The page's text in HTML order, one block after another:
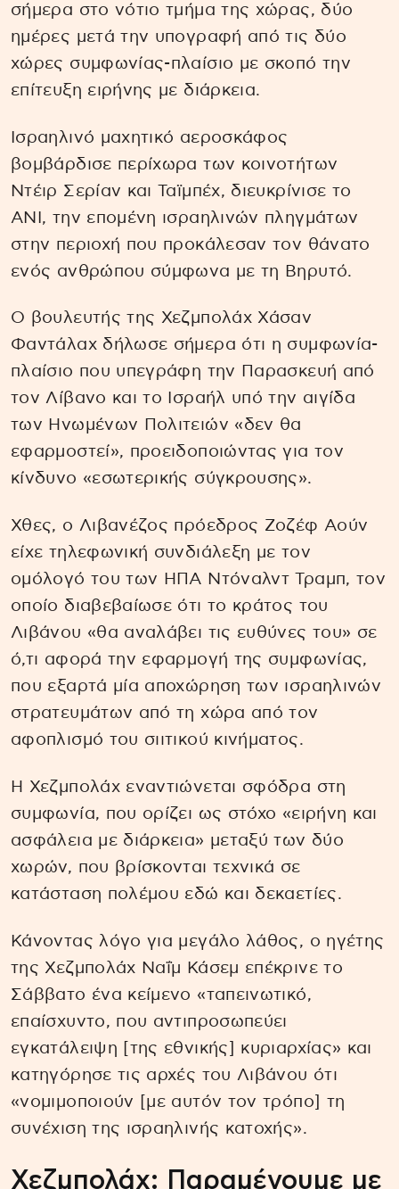
σήμερα στο νότιο τμήμα της χώρας, δύο
ημέρες μετά την υπογραφή από τις δύο
χώρες συμφωνίας-πλαίσιο με σκοπό την
επίτευξη ειρήνης με διάρκεια.
Ισραηλινό μαχητικό αεροσκάφος
βομβάρδισε περίχωρα των κοινοτήτων
Ντέιρ Σερίαν και Ταϊμπέχ, διευκρίνισε το
ANI, την επομένη ισραηλινών πληγμάτων
στην περιοχή που προκάλεσαν τον θάνατο
ενός ανθρώπου σύμφωνα με τη Βηρυτό.
Ο βουλευτής της Χεζμπολάχ Χάσαν
Φαντάλαχ δήλωσε σήμερα ότι η συμφωνία-
πλαίσιο που υπεγράφη την Παρασκευή από
τον Λίβανο και το Ισραήλ υπό την αιγίδα
των Ηνωμένων Πολιτειών «δεν θα
εφαρμοστεί», προειδοποιώντας για τον
κίνδυνο «εσωτερικής σύγκρουσης».
Χθες, ο Λιβανέζος πρόεδρος Ζοζέφ Αούν
είχε τηλεφωνική συνδιάλεξη με τον
ομόλογό του των ΗΠΑ Ντόναλντ Τραμπ, τον
οποίο διαβεβαίωσε ότι το κράτος του
Λιβάνου «θα αναλάβει τις ευθύνες του» σε
ό,τι αφορά την εφαρμογή της συμφωνίας,
που εξαρτά μία αποχώρηση των ισραηλινών
στρατευμάτων από τη χώρα από τον
αφοπλισμό του σιιτικού κινήματος.
Η Χεζμπολάχ εναντιώνεται σφόδρα στη
συμφωνία, που ορίζει ως στόχο «ειρήνη και
ασφάλεια με διάρκεια» μεταξύ των δύο
χωρών, που βρίσκονται τεχνικά σε
κατάσταση πολέμου εδώ και δεκαετίες.
Κάνοντας λόγο για μεγάλο λάθος, ο ηγέτης
της Χεζμπολάχ Ναΐμ Κάσεμ επέκρινε το
Σάββατο ένα κείμενο «ταπεινωτικό,
επαίσχυντο, που αντιπροσωπεύει
εγκατάλειψη [της εθνικής] κυριαρχίας» και
κατηγόρησε τις αρχές του Λιβάνου ότι
«νομιμοποιούν [με αυτόν τον τρόπο] τη
συνέχιση της ισραηλινής κατοχής».
Χεζμπολάχ: Παραμένουμε με